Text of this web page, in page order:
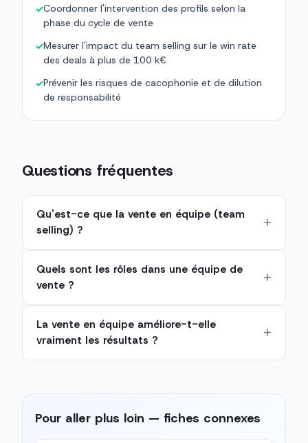
✓Coordonner l'intervention des profils selon la
phase du cycle de vente
✓Mesurer l'impact du team selling sur le win rate
des deals à plus de 100 k€
✓Prévenir les risques de cacophonie et de dilution
de responsabilité
Questions fréquentes
Qu'est-ce que la vente en équipe (team
selling) ?
Quels sont les rôles dans une équipe de
vente ?
La vente en équipe améliore-t-elle
vraiment les résultats ?
Pour aller plus loin — fiches connexes